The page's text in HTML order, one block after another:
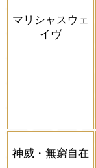
マリシャスウェ
イヴ
神威・無窮自在